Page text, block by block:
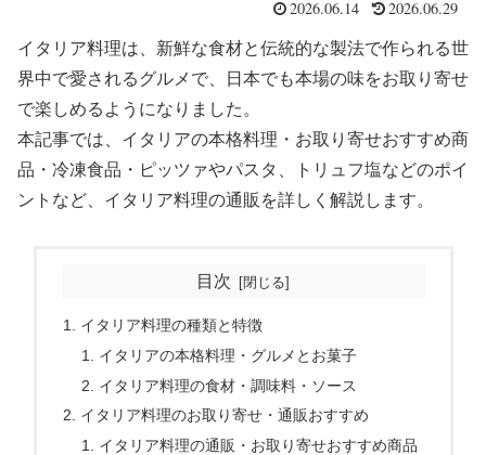
2026.06.14 2026.06.29
イタリア料理は、新鮮な食材と伝統的な製法で作られる世
界中で愛されるグルメで、日本でも本場の味をお取り寄せ
で楽しめるようになりました。
本記事では、イタリアの本格料理・お取り寄せおすすめ商
品・冷凍食品・ピッツァやパスタ、トリュフ塩などのポイ
ントなど、イタリア料理の通販を詳しく解説します。
目次
イタリア料理の種類と特徴
イタリアの本格料理・グルメとお菓子
イタリア料理の食材・調味料・ソース
イタリア料理のお取り寄せ・通販おすすめ
イタリア料理の通販・お取り寄せおすすめ商品